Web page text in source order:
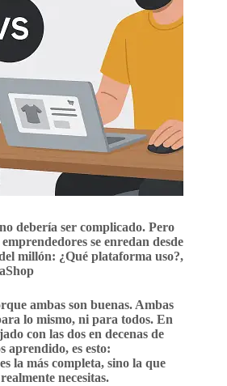
debería ser complicado. Pero
se enredan desde
millón: ¿Qué plataforma uso?,
ambas son buenas. Ambas
lo mismo, ni para todos. En
con las dos en decenas de
aprendido, es esto:
la más completa, sino la que
necesitas.